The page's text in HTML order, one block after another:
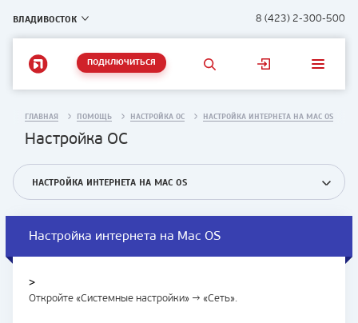
ВЛАДИВОСТОК 8 (423) 2-300-500
ПОДКЛЮЧИТЬСЯ
ГЛАВНАЯ ПОМОЩЬ НАСТРОЙКА ОС НАСТРОЙКА ИНТЕРНЕТА НА MAC OS
Настройка ОС
НАСТРОЙКА ИНТЕРНЕТА НА MAC OS
Настройка интернета на Mac OS
>
Откройте «Системные настройки» → «Сеть».